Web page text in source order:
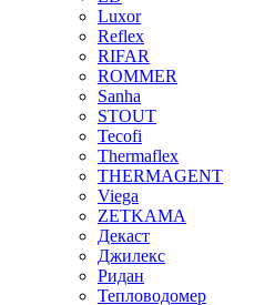
Luxor
Reflex
RIFAR
ROMMER
Sanha
STOUT
Tecofi
Thermaflex
THERMAGENT
Viega
ZETKAMA
Декаст
Джилекс
Ридан
Тепловодомер